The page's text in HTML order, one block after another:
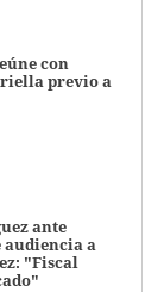
con
previo a
ante
a
"Fiscal